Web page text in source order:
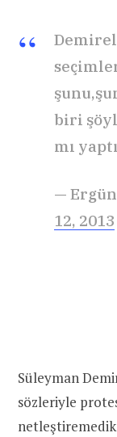
biri
mı
— Ergün
12, 2013
Süleyman
sözleriyle